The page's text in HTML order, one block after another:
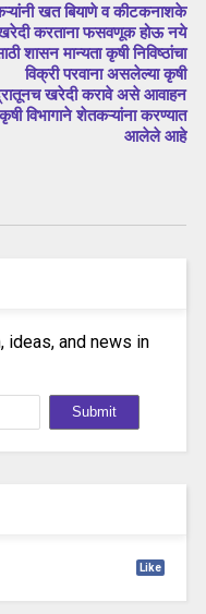
खत बियाणे व कीटकनाशके
करताना फसवणूक होऊ नये
शासन मान्यता कृषी निविष्ठांचा
विक्री परवाना असलेल्या कृषी
खरेदी करावे असे आवाहन
कृषी विभागाने शेतकऱ्यांना करण्यात
आलेले आहे
ideas, and news in
Like